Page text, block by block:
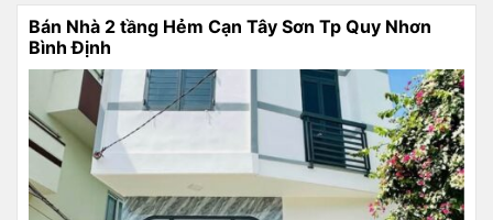
Bán Nhà 2 tầng Hẻm Cạn Tây Sơn Tp Quy Nhơn
Bình Định